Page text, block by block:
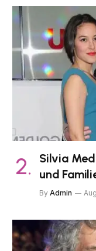
Silvia
und
By Admin